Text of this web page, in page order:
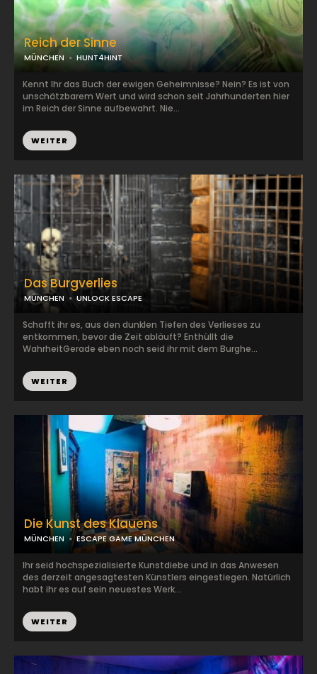
Das Burgverlies
MÜNCHEN UNLOCK ESCAPE
Schafft ihr es, aus den dunklen Tiefen des Verlieses zu
entkommen, bevor die Zeit abläuft? Enthüllt die
WahrheitGerade eben noch seid ihr mit dem Burghe...
WEITER
Reich der Sinne
MÜNCHEN HUNT4HINT
Kennt Ihr das Buch der ewigen Geheimnisse? Nein? Es ist von
unschätzbarem Wert und wird schon seit Jahrhunderten hier
im Reich der Sinne aufbewahrt. Nie...
WEITER
Die Kunst des Klauens
MÜNCHEN ESCAPE GAME MÜNCHEN
Ihr seid hochspezialisierte Kunstdiebe und in das Anwesen
des derzeit angesagtesten Künstlers eingestiegen. Natürlich
habt ihr es auf sein neuestes Werk...
WEITER